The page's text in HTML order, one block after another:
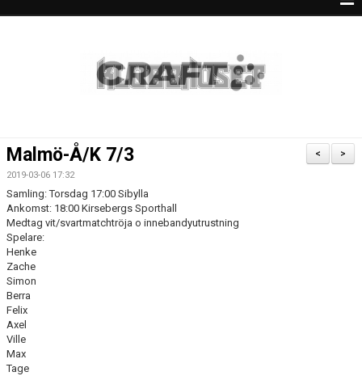
BILDGALLERI
DOKUMENT
KONTAKT
MATCHER
>
<
Malmö-Å/K 7/3
2019-03-06 17:32
Samling: Torsdag 17:00 Sibylla
Ankomst: 18:00 Kirsebergs Sporthall
Medtag vit/svartmatchtröja o innebandyutrustning
Spelare:
Henke
Zache
Simon
Berra
Felix
Axel
Ville
Max
Tage